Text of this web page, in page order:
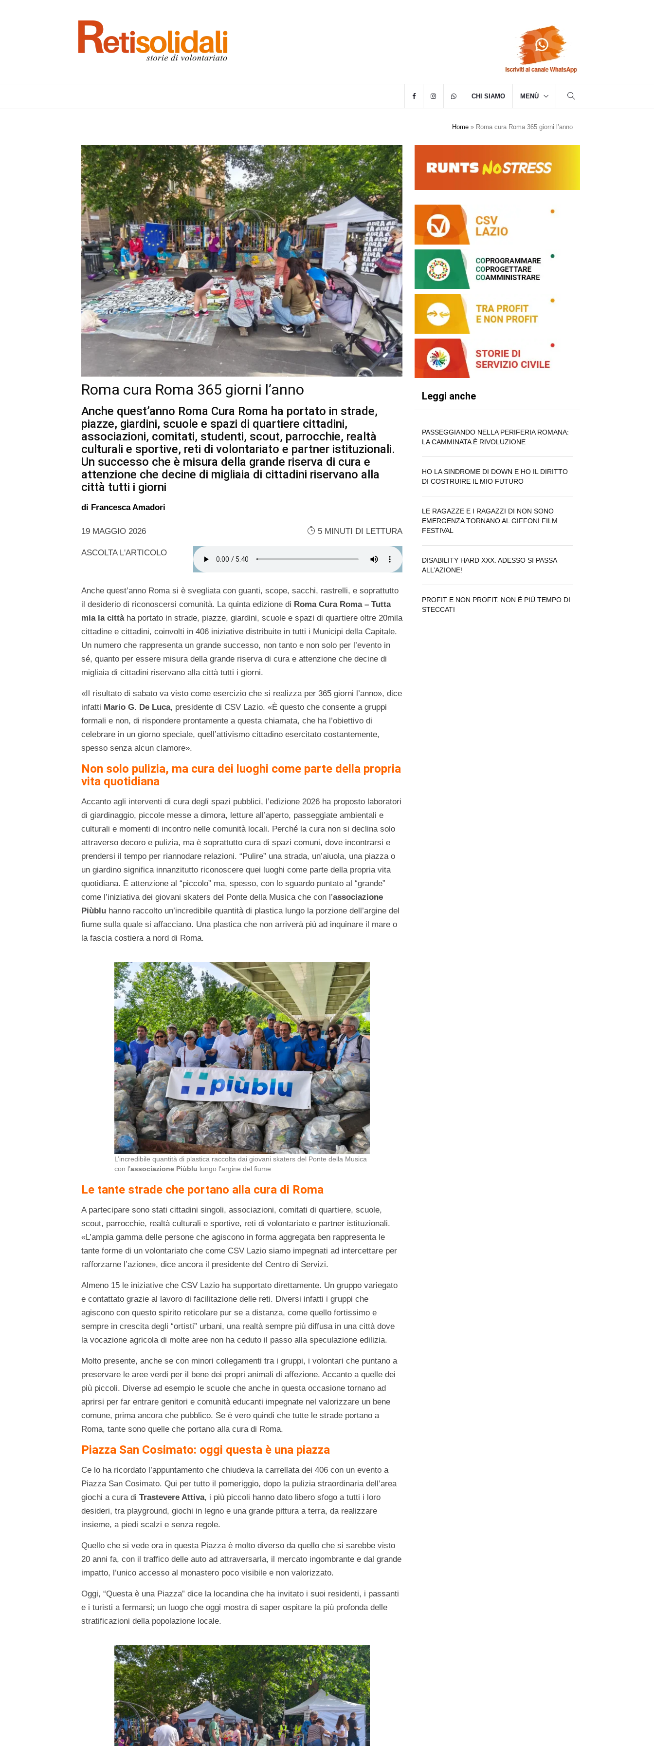
CHI SIAMO MENÙ
Home » Roma cura Roma 365 giorni l’anno
Roma cura Roma 365 giorni l’anno
Anche quest’anno Roma Cura Roma ha portato in strade,
piazze, giardini, scuole e spazi di quartiere cittadini,
associazioni, comitati, studenti, scout, parrocchie, realtà
culturali e sportive, reti di volontariato e partner istituzionali.
Un successo che è misura della grande riserva di cura e
attenzione che decine di migliaia di cittadini riservano alla
città tutti i giorni
di Francesca Amadori
19 MAGGIO 2026 5 MINUTI DI LETTURA
ASCOLTA L'ARTICOLO
Anche quest’anno Roma si è svegliata con guanti, scope, sacchi, rastrelli, e soprattutto
il desiderio di riconoscersi comunità. La quinta edizione di Roma Cura Roma – Tutta
mia la cittàha portato in strade, piazze, giardini, scuole e spazi di quartiere oltre 20mila
cittadine e cittadini, coinvolti in 406 iniziative distribuite in tutti i Municipi della Capitale.
Un numero che rappresenta un grande successo, non tanto e non solo per l’evento in
sé, quanto per essere misura della grande riserva di cura e attenzione che decine di
migliaia di cittadini riservano alla città tutti i giorni.
«Il risultato di sabato va visto come esercizio che si realizza per 365 giorni l’anno», dice
infatti Mario G. De Luca, presidente di CSV Lazio. «È questo che consente a gruppi
formali e non, di rispondere prontamente a questa chiamata, che ha l’obiettivo di
celebrare in un giorno speciale, quell’attivismo cittadino esercitato costantemente,
spesso senza alcun clamore».
Non solo pulizia, ma cura dei luoghi come parte della propria
vita quotidiana
Accanto agli interventi di cura degli spazi pubblici, l’edizione 2026 ha proposto laboratori
di giardinaggio, piccole messe a dimora, letture all’aperto, passeggiate ambientali e
culturali e momenti di incontro nelle comunità locali. Perché la cura non si declina solo
attraverso decoro e pulizia, ma è soprattutto cura di spazi comuni, dove incontrarsi e
prendersi il tempo per riannodare relazioni. “Pulire” una strada, un’aiuola, una piazza o
un giardino significa innanzitutto riconoscere quei luoghi come parte della propria vita
quotidiana. È attenzione al “piccolo” ma, spesso, con lo sguardo puntato al “grande”
come l’iniziativa dei giovani skaters del Ponte della Musica che con l’associazione
Piùblu hanno raccolto un’incredibile quantità di plastica lungo la porzione dell’argine del
fiume sulla quale si affacciano. Una plastica che non arriverà più ad inquinare il mare o
la fascia costiera a nord di Roma.
L’incredibile quantità di plastica raccolta dai giovani skaters del Ponte della Musica
con l’associazione Piùblu lungo l’argine del fiume
Le tante strade che portano alla cura di Roma
A partecipare sono stati cittadini singoli, associazioni, comitati di quartiere, scuole,
scout, parrocchie, realtà culturali e sportive, reti di volontariato e partner istituzionali.
«L’ampia gamma delle persone che agiscono in forma aggregata ben rappresenta le
tante forme di un volontariato che come CSV Lazio siamo impegnati ad intercettare per
rafforzarne l’azione», dice ancora il presidente del Centro di Servizi.
Almeno 15 le iniziative che CSV Lazio ha supportato direttamente. Un gruppo variegato
e contattato grazie al lavoro di facilitazione delle reti. Diversi infatti i gruppi che
agiscono con questo spirito reticolare pur se a distanza, come quello fortissimo e
sempre in crescita degli “ortisti” urbani, una realtà sempre più diffusa in una città dove
la vocazione agricola di molte aree non ha ceduto il passo alla speculazione edilizia.
Molto presente, anche se con minori collegamenti tra i gruppi, i volontari che puntano a
preservare le aree verdi per il bene dei propri animali di affezione. Accanto a quelle dei
più piccoli. Diverse ad esempio le scuole che anche in questa occasione tornano ad
aprirsi per far entrare genitori e comunità educanti impegnate nel valorizzare un bene
comune, prima ancora che pubblico. Se è vero quindi che tutte le strade portano a
Roma, tante sono quelle che portano alla cura di Roma.
Piazza San Cosimato: oggi questa è una piazza
Ce lo ha ricordato l’appuntamento che chiudeva la carrellata dei 406 con un evento a
Piazza San Cosimato. Qui per tutto il pomeriggio, dopo la pulizia straordinaria dell’area
giochi a cura di Trastevere Attiva, i più piccoli hanno dato libero sfogo a tutti i loro
desideri, tra playground, giochi in legno e una grande pittura a terra, da realizzare
insieme, a piedi scalzi e senza regole.
Quello che si vede ora in questa Piazza è molto diverso da quello che si sarebbe visto
20 anni fa, con il traffico delle auto ad attraversarla, il mercato ingombrante e dal grande
impatto, l’unico accesso al monastero poco visibile e non valorizzato.
Oggi, “Questa è una Piazza” dice la locandina che ha invitato i suoi residenti, i passanti
e i turisti a fermarsi; un luogo che oggi mostra di saper ospitare la più profonda delle
stratificazioni della popolazione locale.
Leggi anche
PASSEGGIANDO NELLA PERIFERIA ROMANA:
LA CAMMINATA È RIVOLUZIONE
HO LA SINDROME DI DOWN E HO IL DIRITTO
DI COSTRUIRE IL MIO FUTURO
LE RAGAZZE E I RAGAZZI DI NON SONO
EMERGENZA TORNANO AL GIFFONI FILM
FESTIVAL
DISABILITY HARD XXX. ADESSO SI PASSA
ALL’AZIONE!
PROFIT E NON PROFIT: NON È PIÙ TEMPO DI
STECCATI